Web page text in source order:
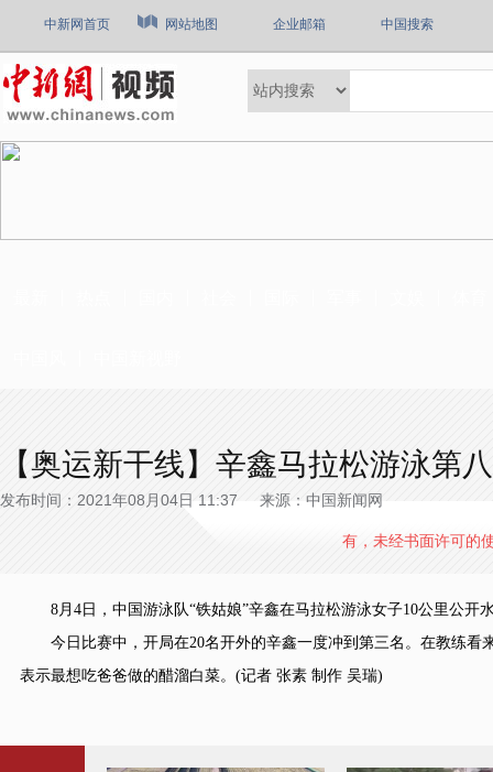
中新网首页 网站地图 企业邮箱 中国搜索
【奥运新干线】辛鑫马拉松游泳第
发布时间：2021年08月04日 11:37 来源：中国新闻网
有，未经书面许可的
8月4日，中国游泳队“铁姑娘”辛鑫在马拉松游泳女子10公里公开
今日比赛中，开局在20名开外的辛鑫一度冲到第三名。在教练看
表示最想吃爸爸做的醋溜白菜。(记者 张素 制作 吴瑞)